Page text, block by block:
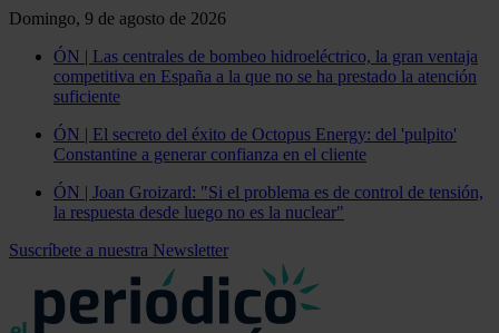
Domingo, 9 de agosto de 2026
ÓN | Las centrales de bombeo hidroeléctrico, la gran ventaja
competitiva en España a la que no se ha prestado la atención
suficiente
ÓN | El secreto del éxito de Octopus Energy: del 'pulpito'
Constantine a generar confianza en el cliente
ÓN | Joan Groizard: "Si el problema es de control de tensión,
la respuesta desde luego no es la nuclear"
Suscríbete a nuestra Newsletter